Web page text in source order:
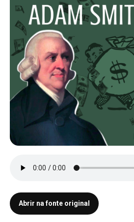
Abrir na fonte original